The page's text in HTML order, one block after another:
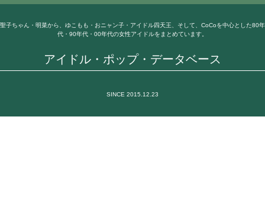
アイドル・ポップ・データベース
聖子ちゃん・明菜から、ゆこもも・おニャン子・アイドル四天王、そして、CoCoを中心とした80年
代・90年代・00年代の女性アイドルをまとめています。
SINCE 2015.12.23